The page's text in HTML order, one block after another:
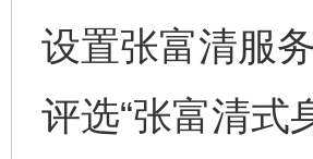
设置张富清服
评选“张富清式